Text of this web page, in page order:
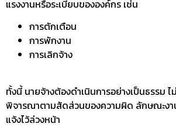
แรงงานหรือระเบียบขององค์กร เช่น
การตักเตือน
การพักงาน
การเลิกจ้าง
ทั้งนี้ นายจ้างต้องดำเนินการอย่างเป็นธรรม
พิจารณาตามสัดส่วนของความผิด ลักษณะงา
แจ้งไว้ล่วงหน้า